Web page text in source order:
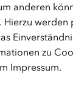
und
anderen
zu
Impressum.